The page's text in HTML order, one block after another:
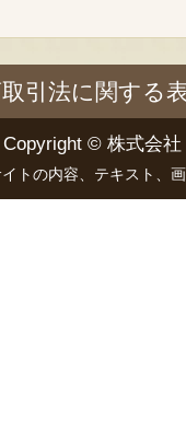
引法に関する
Copyright © 株式会社
イトの内容、テキスト、